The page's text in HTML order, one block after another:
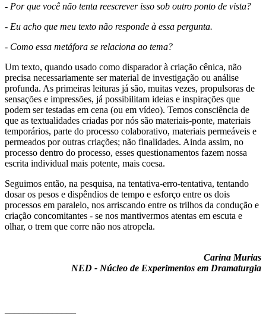
- Por que você não tenta reescrever isso sob outro ponto de vista?
- Eu acho que meu texto não responde à essa pergunta.
- Como essa metáfora se relaciona ao tema?
Um texto, quando usado como disparador à criação cênica, não
precisa necessariamente ser material de investigação ou análise
profunda. As primeiras leituras já são, muitas vezes, propulsoras de
sensações e impressões, já possibilitam ideias e inspirações que
podem ser testadas em cena (ou em vídeo). Temos consciência de
que as textualidades criadas por nós são materiais-ponte, materiais
temporários, parte do processo colaborativo, materiais permeáveis e
permeados por outras criações; não finalidades. Ainda assim, no
processo dentro do processo, esses questionamentos fazem nossa
escrita individual mais potente, mais coesa.
Seguimos então, na pesquisa, na tentativa-erro-tentativa, tentando
dosar os pesos e dispêndios de tempo e esforço entre os dois
processos em paralelo, nos arriscando entre os trilhos da condução e
criação concomitantes - se nos mantivermos atentas em escuta e
olhar, o trem que corre não nos atropela.
Carina Murias
NED - Núcleo de Experimentos em Dramaturgia